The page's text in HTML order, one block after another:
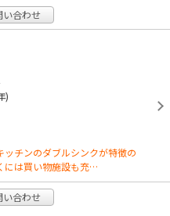
合わせ
)
チンのダブルシンクが特徴の
には買い物施設も充…
合わせ